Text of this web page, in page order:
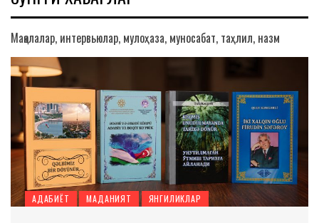
Мақолалар, интервьюлар, мулоҳаза, муносабат, таҳлил, назм
АДАБИЁТ МАДАНИЯТ ЯНГИЛИКЛАР